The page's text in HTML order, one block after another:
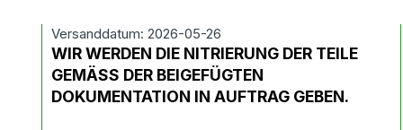
Versanddatum: 2026-05-26
WIR WERDEN DIE NITRIERUNG DER TEILE
GEMÄSS DER BEIGEFÜGTEN
DOKUMENTATION IN AUFTRAG GEBEN.